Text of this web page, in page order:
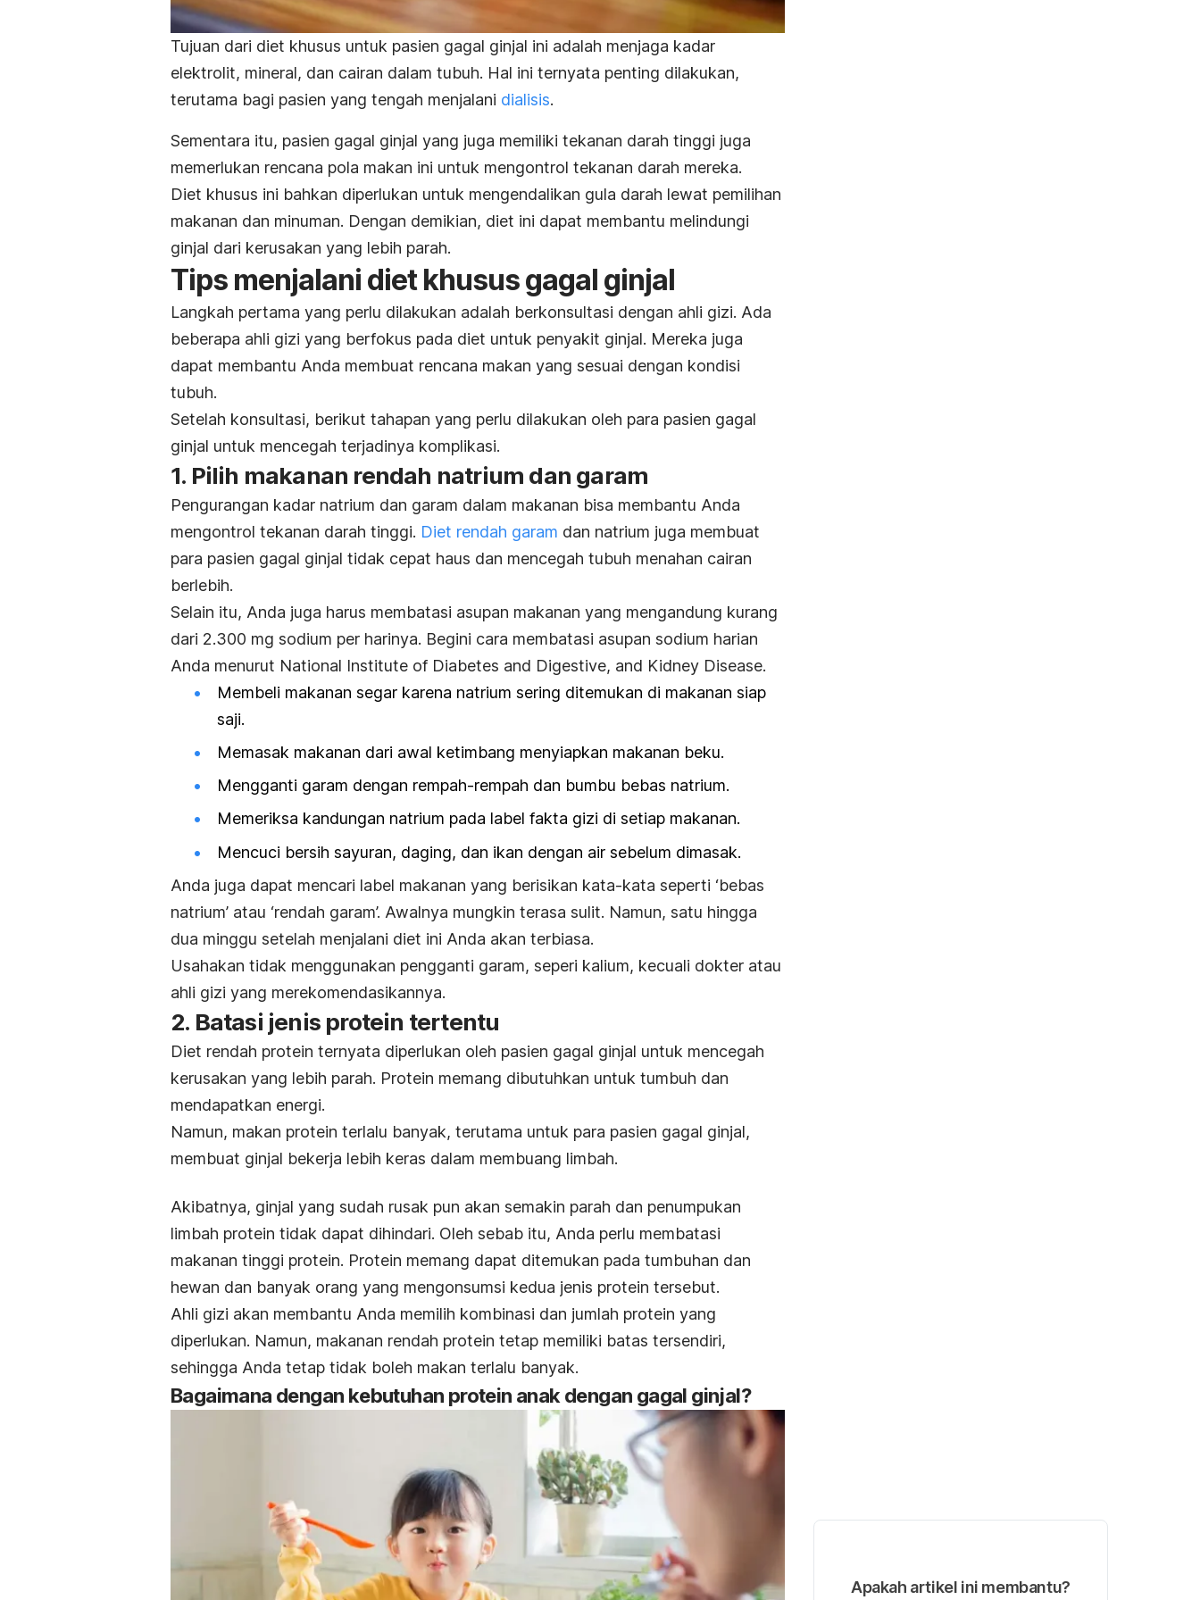
Tujuan dari diet khusus untuk pasien gagal ginjal ini adalah menjaga kadar
elektrolit, mineral, dan cairan dalam tubuh. Hal ini ternyata penting dilakukan,
terutama bagi pasien yang tengah menjalani dialisis.
Sementara itu, pasien gagal ginjal yang juga memiliki tekanan darah tinggi juga
memerlukan rencana pola makan ini untuk mengontrol tekanan darah mereka.
Diet khusus ini bahkan diperlukan untuk mengendalikan gula darah lewat pemilihan
makanan dan minuman. Dengan demikian, diet ini dapat membantu melindungi
ginjal dari kerusakan yang lebih parah.
Tips menjalani diet khusus gagal ginjal
Langkah pertama yang perlu dilakukan adalah berkonsultasi dengan ahli gizi. Ada
beberapa ahli gizi yang berfokus pada diet untuk penyakit ginjal. Mereka juga
dapat membantu Anda membuat rencana makan yang sesuai dengan kondisi
tubuh.
Setelah konsultasi, berikut tahapan yang perlu dilakukan oleh para pasien gagal
ginjal untuk mencegah terjadinya komplikasi.
1. Pilih makanan rendah natrium dan garam
Pengurangan kadar natrium dan garam dalam makanan bisa membantu Anda
mengontrol tekanan darah tinggi. Diet rendah garam dan natrium juga membuat
para pasien gagal ginjal tidak cepat haus dan mencegah tubuh menahan cairan
berlebih.
Selain itu, Anda juga harus membatasi asupan makanan yang mengandung kurang
dari 2.300 mg sodium per harinya. Begini cara membatasi asupan sodium harian
Anda menurut National Institute of Diabetes and Digestive, and Kidney Disease.
Membeli makanan segar karena natrium sering ditemukan di makanan siap
saji.
Memasak makanan dari awal ketimbang menyiapkan makanan beku.
Mengganti garam dengan rempah-rempah dan bumbu bebas natrium.
Memeriksa kandungan natrium pada label fakta gizi di setiap makanan.
Mencuci bersih sayuran, daging, dan ikan dengan air sebelum dimasak.
Anda juga dapat mencari label makanan yang berisikan kata-kata seperti ‘bebas
natrium’ atau ‘rendah garam’. Awalnya mungkin terasa sulit. Namun, satu hingga
dua minggu setelah menjalani diet ini Anda akan terbiasa.
Usahakan tidak menggunakan pengganti garam, seperi kalium, kecuali dokter atau
ahli gizi yang merekomendasikannya.
2. Batasi jenis protein tertentu
Diet rendah protein ternyata diperlukan oleh pasien gagal ginjal untuk mencegah
kerusakan yang lebih parah. Protein memang dibutuhkan untuk tumbuh dan
mendapatkan energi.
Namun, makan protein terlalu banyak, terutama untuk para pasien gagal ginjal,
membuat ginjal bekerja lebih keras dalam membuang limbah.
Akibatnya, ginjal yang sudah rusak pun akan semakin parah dan penumpukan
limbah protein tidak dapat dihindari. Oleh sebab itu, Anda perlu membatasi
makanan tinggi protein. Protein memang dapat ditemukan pada tumbuhan dan
hewan dan banyak orang yang mengonsumsi kedua jenis protein tersebut.
Ahli gizi akan membantu Anda memilih kombinasi dan jumlah protein yang
diperlukan. Namun, makanan rendah protein tetap memiliki batas tersendiri,
sehingga Anda tetap tidak boleh makan terlalu banyak.
Bagaimana dengan kebutuhan protein anak dengan gagal ginjal?
Apakah artikel ini membantu?